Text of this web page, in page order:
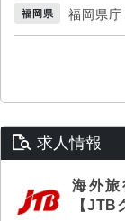
福岡県 福岡県
求人情報
海外旅
【JTB